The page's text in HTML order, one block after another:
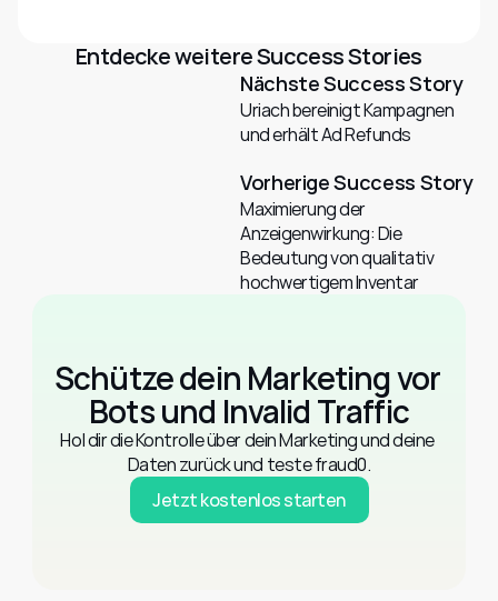
Entdecke weitere Success Stories
Nächste Success Story
Uriach bereinigt Kampagnen
und erhält Ad Refunds
Vorherige Success Story
Maximierung der
Anzeigenwirkung: Die
Bedeutung von qualitativ
hochwertigem Inventar
Schütze dein Marketing vor
Bots und Invalid Traffic
Hol dir die Kontrolle über dein Marketing und deine
Daten zurück und teste fraud0.
Jetzt kostenlos starten